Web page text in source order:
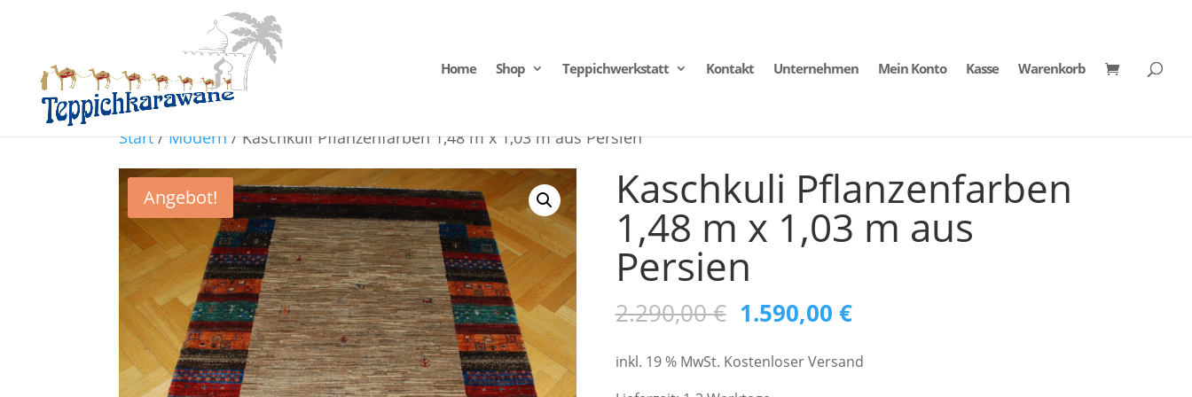
Home Shop Teppichwerkstatt Kontakt Unternehmen Mein Konto Kasse Warenkorb
Start/Modern/ Kaschkuli Pflanzenfarben 1,48 m x 1,03 m aus Persien
Angebot! Kaschkuli Pflanzenfarben
1,48 m x 1,03 m aus
Persien
2.290,00€ Ursprünglicher
war:
1.590,00 €Aktueller
ist:
inkl. 19 % MwSt. Kostenloser Versand